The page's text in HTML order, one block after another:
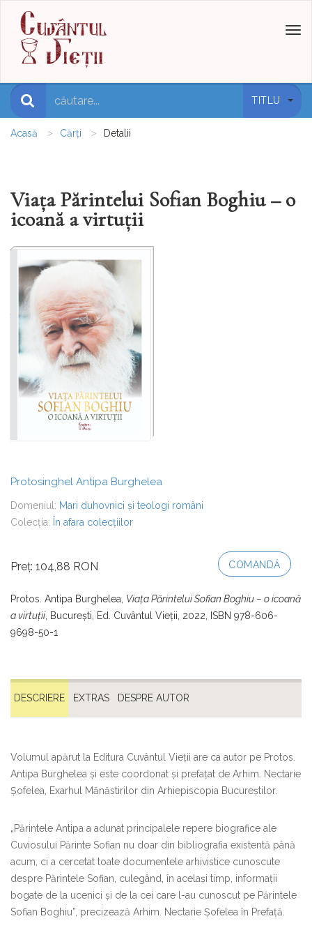
TITLU
Acasă Cărți Detalii
Viața Părintelui Sofian Boghiu – o
icoană a virtuții
Protosinghel Antipa Burghelea
Domeniul: Mari duhovnici și teologi români
Colecția: În afara colecțiilor
Preț: 104,88 RON COMANDĂ
Protos. Antipa Burghelea, Viaţa Părintelui Sofian Boghiu – o icoană
a virtuţii , Bucureşti, Ed. Cuvântul Vieţii, 2022, ISBN 978-606-
9698-50-1
DESCRIERE EXTRAS DESPRE AUTOR
Volumul apărut la Editura Cuvântul Vieții are ca autor pe Protos.
Antipa Burghelea și este coordonat și prefațat de Arhim. Nectarie
Șofelea, Exarhul Mănăstirilor din Arhiepiscopia Bucureștilor.
„Părintele Antipa a adunat principalele repere biografice ale
Cuviosului Părinte Sofian nu doar din bibliografia existentă până
acum, ci a cercetat toate documentele arhivistice cunoscute
despre Părintele Sofian, culegând, în același timp, informații
bogate de la ucenici și de la cei care l-au cunoscut pe Părintele
Sofian Boghiu”, precizează Arhim. Nectarie Șofelea în Prefață.